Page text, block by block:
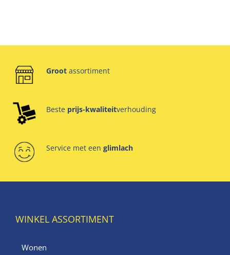
Groot assortiment
Beste prijs-kwaliteitverhouding
Service met een glimlach
WINKEL ASSORTIMENT
Wonen